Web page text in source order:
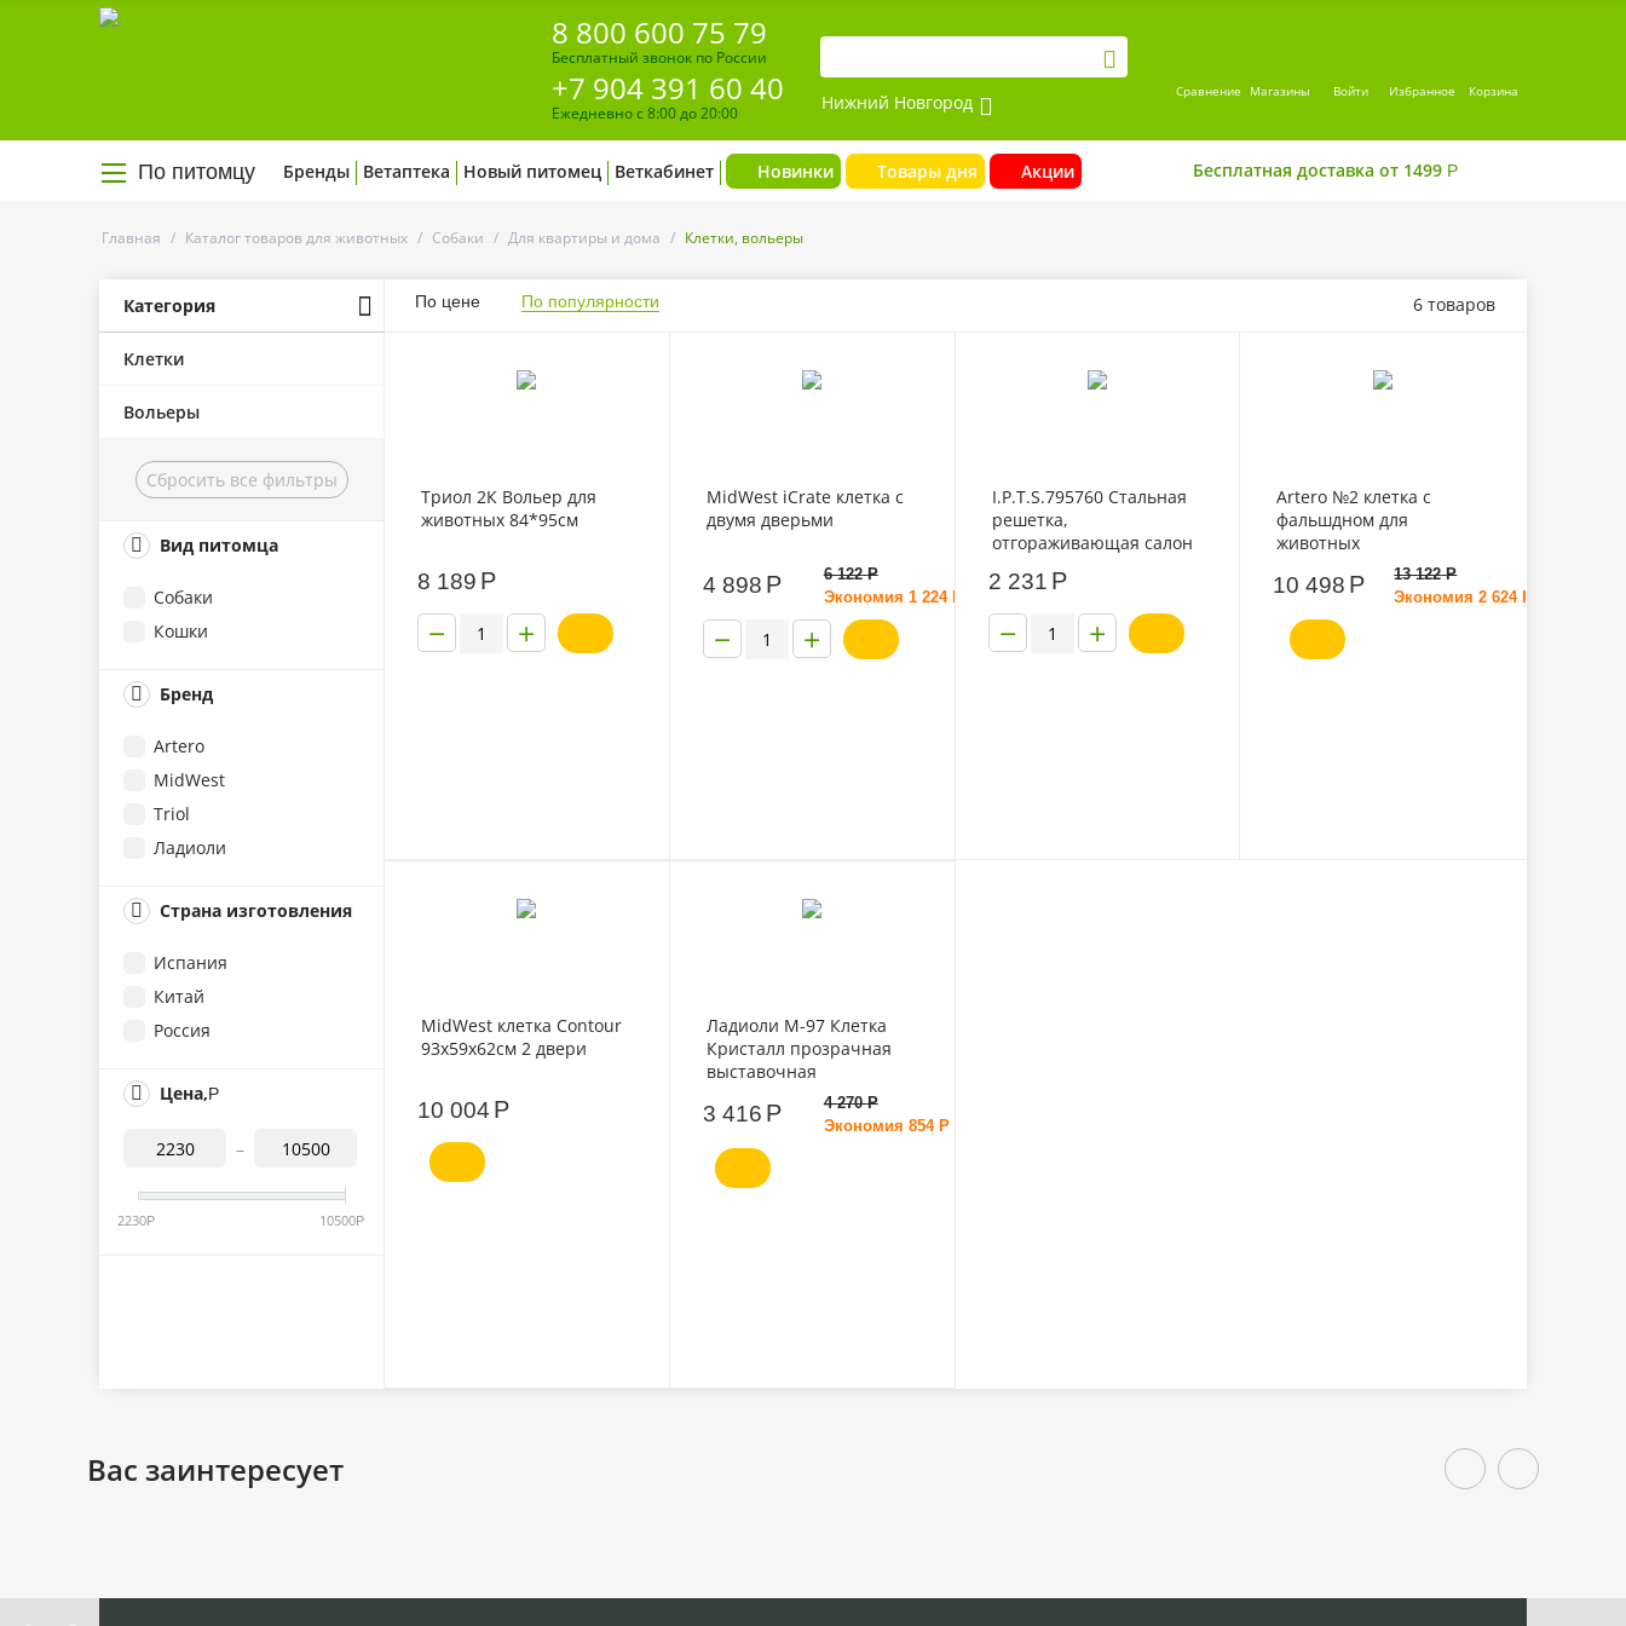
8 800 600 75 79
Бесплатный звонок по России
+7 904 391 60 40
Ежедневно с 8:00 до 20:00 Нижний Новгород Сравнение Магазины Войти Избранное Корзина
По питомцу Бренды Ветаптека Новый питомец Веткабинет Новинки Товары дня Акции Бесплатная доставка от 1499 Р
Главная / Каталог товаров для животных / Собаки / Для квартиры и дома / Клетки, вольеры
Категория
Клетки
Вольеры
Сбросить все фильтры
Вид питомца
Собаки
Кошки
Бренд
Artero
MidWest
Triol
Ладиоли
Страна изготовления
Испания
Китай
Россия
Цена,Р
–
2230Р 10500Р
По цене По популярности 6 товаров
Триол 2К Вольер для
животных 84*95см
8 189 Р
+
−
MidWest iCrate клетка с
двумя дверьми
4 898 Р 6 122 Р
Экономия 1 224
+
−
I.P.T.S.795760 Стальная
решетка,
отгораживающая салон
2 231 Р
+
−
Artero №2 клетка с
фальшдном для
животных
металлическая
10 498 Р 13 122 Р
Экономия2 624 Р
MidWest клетка Contour
93х59х62см 2 двери
10 004 Р
Ладиоли М-97 Клетка
Кристалл прозрачная
выставочная
3 416 Р 4 270 Р
Экономия 854 Р
Вас заинтересует